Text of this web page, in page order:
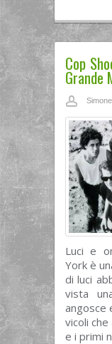
Cop
Grande
Luci e
York è
di luci
vista
angosce
vicoli che
e i primi